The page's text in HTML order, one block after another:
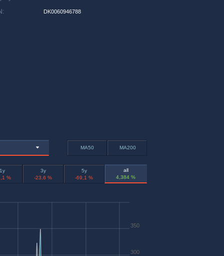
: DK0060946788
MA50 MA200
%
3y
-23,6 %
5y
-69,1 %
all
4,384 %
300
350